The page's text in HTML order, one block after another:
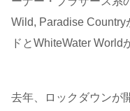
Wild, Paradise
ドとWhiteWater World
去年、ロックダウンが